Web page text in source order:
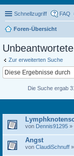
Schnellzugriff FAQ
Foren-Übersicht
Zur erweiterten Suche
Die Suche ergab
von Dennis91295 »
Angst
von ClaudiSchnuff